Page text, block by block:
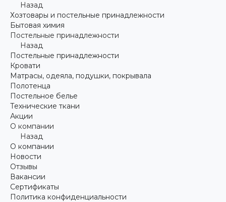
Назад
Хозтовары и постельные принадлежности
Бытовая химия
Постельные принадлежности
Назад
Постельные принадлежности
Кровати
Матрасы, одеяла, подушки, покрывала
Полотенца
Постельное белье
Технические ткани
Акции
О компании
Назад
О компании
Новости
Отзывы
Вакансии
Сертификаты
Политика конфиденциальности